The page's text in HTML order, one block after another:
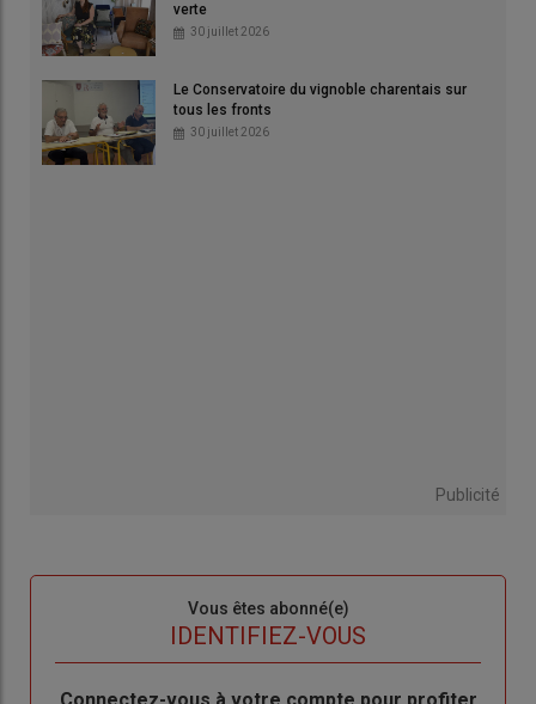
verte
30 juillet 2026
Le Conservatoire du vignoble charentais sur
tous les fronts
30 juillet 2026
Publicité
Vous êtes abonné(e)
IDENTIFIEZ-VOUS